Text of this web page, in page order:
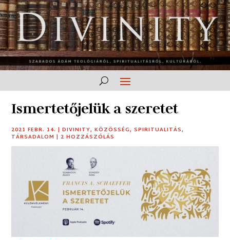
Ismertetőjelük a szeretet
2021 FEBR. 14. |DIVINITY,KÖZÖSSÉG,SPIRITUALITÁS,
TÁRSADALOM | 2 HOZZÁSZÓLÁS